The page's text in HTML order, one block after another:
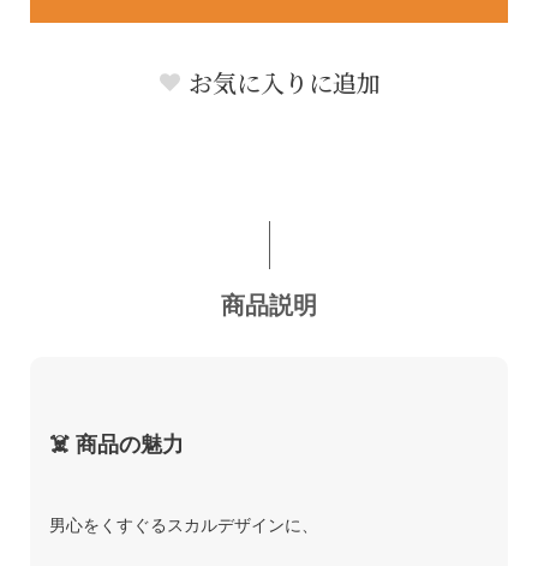
お気に入りに追加
商品説明
☠️ 商品の魅力
男心をくすぐるスカルデザインに、